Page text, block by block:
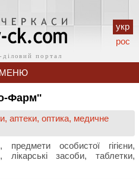
укр
рос
МЕНЮ
Фарм''
аптеки, оптика, медичне
особистої гігієни,
лікарські засоби, таблетки,